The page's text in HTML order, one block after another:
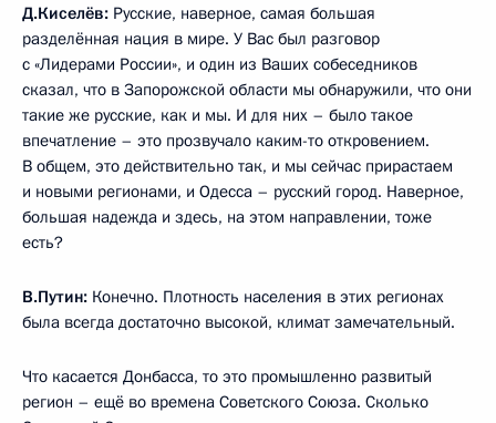
Д.Киселёв: Русские, наверное, самая большая
разделённая нация в мире. У Вас был разговор
с «Лидерами России», и один из Ваших собеседников
сказал, что в Запорожской области мы обнаружили, что они
такие же русские, как и мы. И для них – было такое
впечатление – это прозвучало каким-то откровением.
В общем, это действительно так, и мы сейчас прирастаем
и новыми регионами, и Одесса – русский город. Наверное,
большая надежда и здесь, на этом направлении, тоже
есть?
В.Путин: Конечно. Плотность населения в этих регионах
была всегда достаточно высокой, климат замечательный.
Что касается Донбасса, то это промышленно развитый
регион – ещё во времена Советского Союза. Сколько